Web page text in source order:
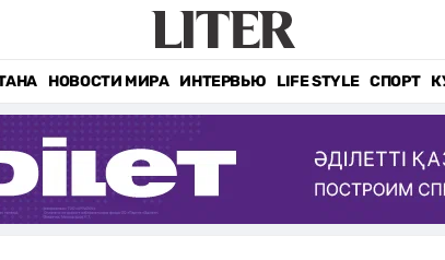
НОВОСТИ МИРА ИНТЕРВЬЮ LIFE STYLE СПОРТ